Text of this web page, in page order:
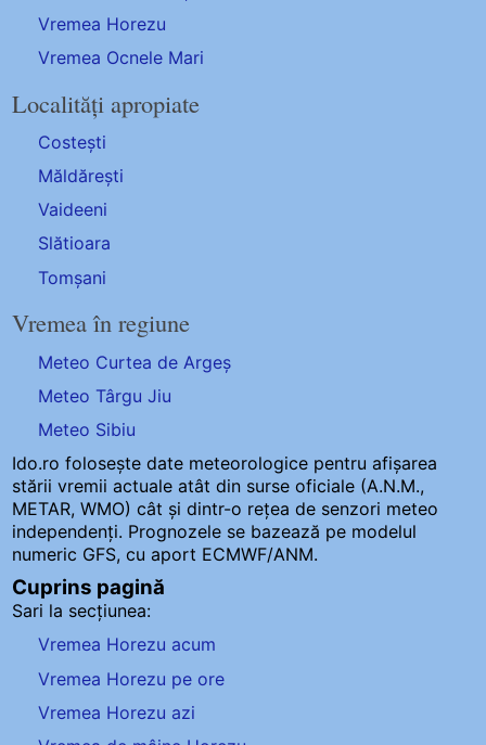
Vremea Horezu
Vremea Ocnele Mari
Localități apropiate
Costești
Măldărești
Vaideeni
Slătioara
Tomșani
Vremea în regiune
Meteo Curtea de Argeș
Meteo Târgu Jiu
Meteo Sibiu
Ido.ro folosește date meteorologice pentru afișarea
stării vremii actuale atât din surse oficiale (A.N.M.,
METAR, WMO) cât și dintr-o rețea de senzori meteo
independenți. Prognozele se bazează pe modelul
numeric GFS, cu aport ECMWF/ANM.
Cuprins pagină
Sari la secțiunea:
Vremea Horezu acum
Vremea Horezu pe ore
Vremea Horezu azi